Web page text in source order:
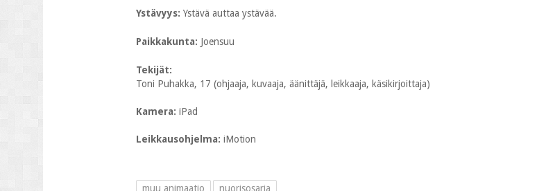
Ystävyys: Ystävä auttaa ystävää.
Paikkakunta: Joensuu
Tekijät:
Toni Puhakka, 17 (ohjaaja, kuvaaja, äänittäjä, leikkaaja, käsikirjoittaja)
Kamera: iPad
Leikkausohjelma: iMotion
muu animaatio nuorisosarja